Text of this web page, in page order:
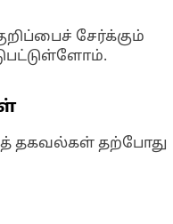
சேர்க்கும்
தகவல்கள் தற்போது